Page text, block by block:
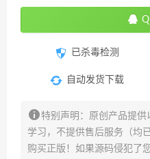
已杀毒检测
自动发货下载
特别声明：原创产品提
学习，不提供售后服务（均
购买正版！如果源码侵犯了